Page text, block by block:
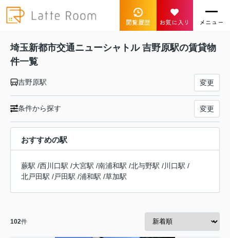
閲覧履歴 お気に入り メニュー
埼玉新都市交通ニューシャトル 吉野原駅の賃貸物
件一覧
吉野原駅 変更
条件から探す 変更
おすすめの駅
蕨駅 /西川口駅 /大宮駅 /南浦和駅 /北与野駅 /川口駅 /
北戸田駅 /戸田駅 /浦和駅 /草加駅
102件